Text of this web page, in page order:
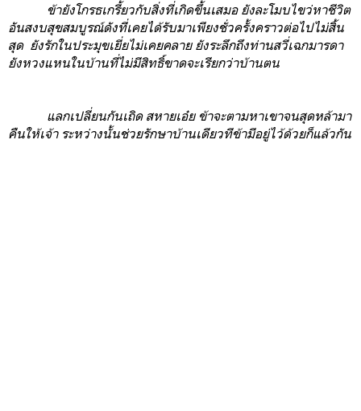
ข้ายังโกรธเกรี้ยวกับสิ่งที่เกิดขึ้นเสมอ ยังละโมบไขว่หาชีวิต
อันสงบสุขสมบูรณ์ดังที่เคยได้รับมาเพียงชั่วครั้งคราวต่อไปไม่สิ้น
สุด ยังรักในประมุขเยี่ยไม่เคยคลาย ยังระลึกถึงท่านสวี่เฉกมารดา
ยังหวงแหนในบ้านที่ไม่มีสิทธิ์ขาดจะเรียกว่าบ้านตน
แลกเปลี่ยนกันเถิด สหายเอ๋ย ข้าจะตามหาเขาจนสุดหล้ามา
คืนให้เจ้า ระหว่างนั้นช่วยรักษาบ้านเดียวทีข้ามีอยู่ไว้ด้วยก็แล้วกัน